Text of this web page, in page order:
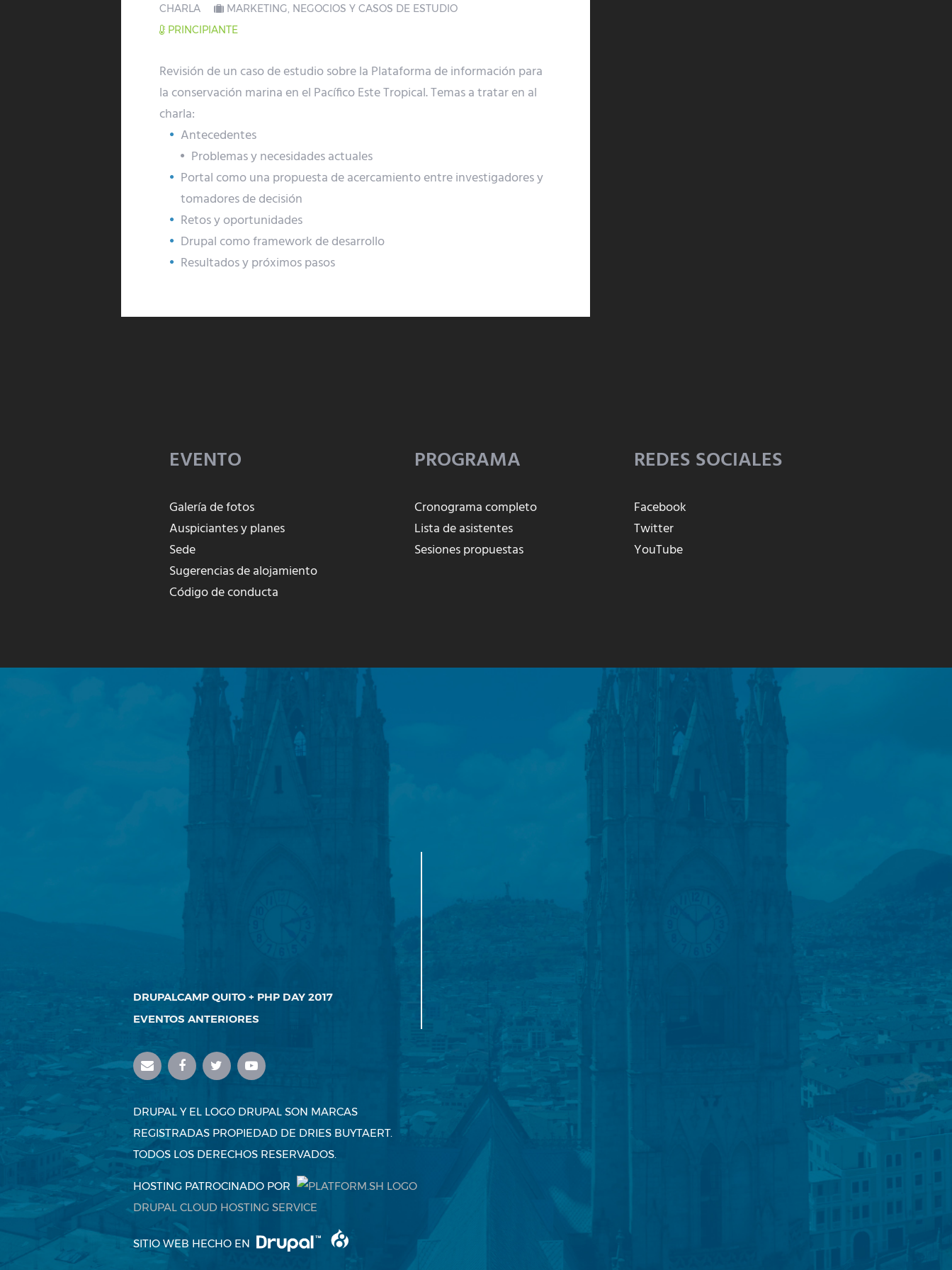
CHARLA
MARKETING, NEGOCIOS Y CASOS DE ESTUDIO
PRINCIPIANTE
Revisión de un caso de estudio sobre la Plataforma de información para
la conservación marina en el Pacífico Este Tropical. Temas a tratar en al
charla:
Antecedentes
Problemas y necesidades actuales
Portal como una propuesta de acercamiento entre investigadores y
tomadores de decisión
Retos y oportunidades
Drupal como framework de desarrollo
Resultados y próximos pasos
EVENTO
Galería de fotos
Auspiciantes y planes
Sede
Sugerencias de alojamiento
Código de conducta
PROGRAMA
Cronograma completo
Lista de asistentes
Sesiones propuestas
REDES SOCIALES
Facebook
Twitter
YouTube
DRUPALCAMP QUITO + PHP DAY 2017
EVENTOS ANTERIORES
DRUPAL Y EL LOGO DRUPAL SON MARCAS
REGISTRADAS PROPIEDAD DE DRIES BUYTAERT.
TODOS LOS DERECHOS RESERVADOS.
HOSTING PATROCINADO POR
DRUPAL CLOUD HOSTING SERVICE
SITIO WEB HECHO EN